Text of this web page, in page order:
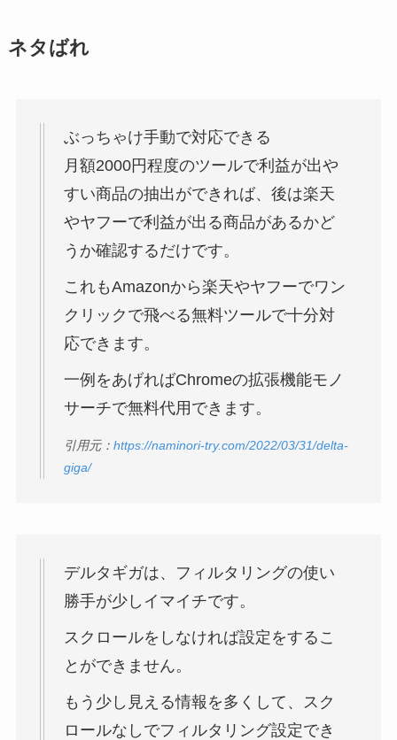
ネタばれ
ぶっちゃけ手動で対応できる
月額2000円程度のツールで利益が出や
すい商品の抽出ができれば、後は楽天
やヤフーで利益が出る商品があるかど
うか確認するだけです。
これもAmazonから楽天やヤフーでワン
クリックで飛べる無料ツールで十分対
応できます。
一例をあげればChromeの拡張機能モノ
サーチで無料代用できます。
引用元： https://naminori-try.com/2022/03/31/delta-
giga/
デルタギガは、フィルタリングの使い
勝手が少しイマイチです。
スクロールをしなければ設定をするこ
とができません。
もう少し見える情報を多くして、スク
ロールなしでフィルタリング設定でき